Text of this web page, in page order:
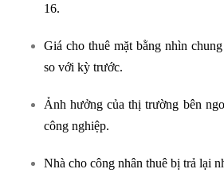
16.
Giá cho thuê mặt bằng nhìn
so với kỳ trước.
Ảnh hưởng của thị trường bên
công nghiệp.
Nhà cho công nhân thuê bị trả lại